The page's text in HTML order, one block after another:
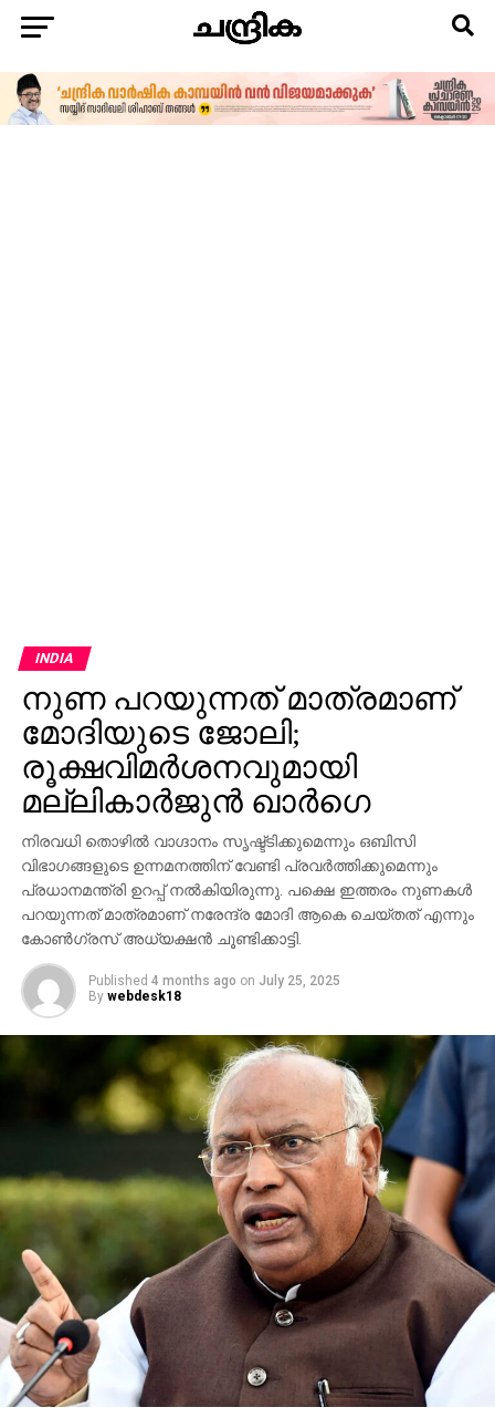
INDIA
നുണ പറയുന്നത് മാത്രമാണ്
മോദിയുടെ ജോലി;
രൂക്ഷവിമര്‍ശനവുമായി
മല്ലികാര്‍ജുന്‍ ഖാര്‍ഗെ
നിരവധി തൊഴില്‍ വാഗ്ദാനം സൃഷ്ട്ടിക്കുമെന്നും ഒബിസി
വിഭാഗങ്ങളുടെ ഉന്നമനത്തിന് വേണ്ടി പ്രവര്‍ത്തിക്കുമെന്നും
പ്രധാനമന്ത്രി ഉറപ്പ് നല്‍കിയിരുന്നു. പക്ഷെ ഇത്തരം നുണകള്‍
പറയുന്നത് മാത്രമാണ് നരേന്ദ്ര മോദി ആകെ ചെയ്തത് എന്നും
കോണ്‍ഗ്രസ് അധ്യക്ഷന്‍ ചൂണ്ടിക്കാട്ടി.
Published 4 months ago on July 25, 2025
By webdesk18